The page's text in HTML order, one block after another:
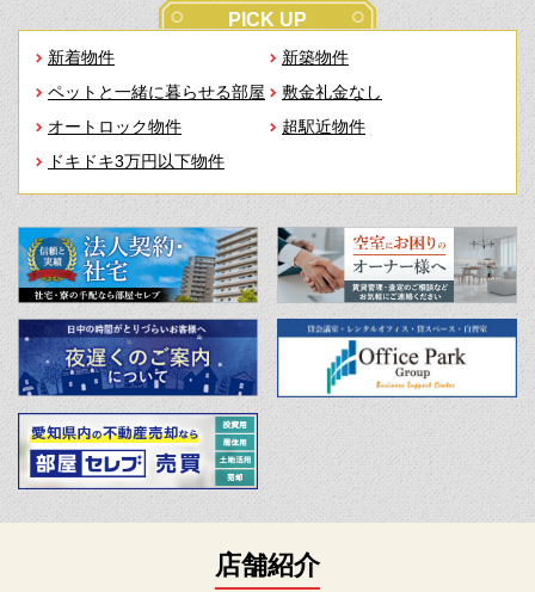
PICK UP
新着物件
新築物件
ペットと一緒に暮らせる部屋
敷金礼金なし
オートロック物件
超駅近物件
ドキドキ3万円以下物件
店舗紹介